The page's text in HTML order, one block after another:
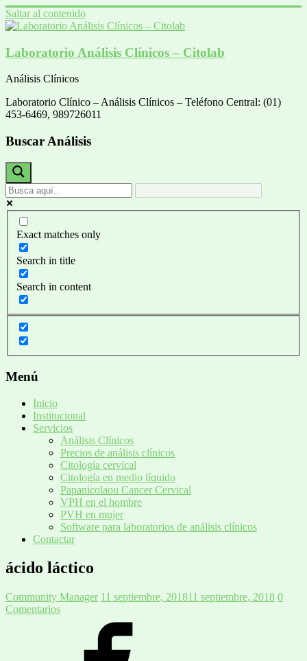
Saltar al contenido
Laboratorio Análisis Clínicos – Citolab
Análisis Clínicos
Laboratorio Clínico – Análisis Clínicos – Teléfono Central: (01)
453-6469, 989726011
Buscar Análisis
Exact matches only
Search in title
Search in content
Menú
Inicio
Institucional
Servicios
Análisis Clínicos
Precios de análisis clínicos
Citología cervical
Citología en medio líquido
Papanicolaou Cancer Cervical
VPH en el hombre
PVH en mujer
Software para laboratorios de análisis clínicos
Contactar
ácido láctico
Community Manager 11 septiembre, 201811 septiembre, 2018 0
Comentarios